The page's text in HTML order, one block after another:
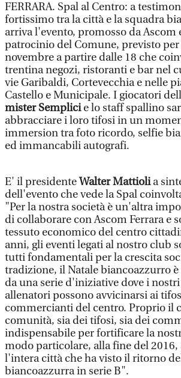
FERRARA. Spal al Centro: a
fortissimo tra la città e la squadra
arriva l'evento, promosso da Ascom
patrocinio del Comune, previsto
novembre a partire dalle 18 che
trentina negozi, ristoranti e bar nel
vie Garibaldi, Cortevecchia e nelle
Castello e Municipale. I giocatori
mister Semplicie lo staff spallino
abbracciare i loro tifosi in un
immersion tra foto ricordo, selfie
ed immancabili autografi.
E' il presidenteWalter Mattiolia
dell'evento che vede la Spal
"Per la nostra società è un'altra
di collaborare con Ascom Ferrara e
tessuto economico del centro
anni, gli eventi legati al nostro club
tutti fondamentali per la crescita
tradizione, il Natale biancoazzurro
da una serie d'iniziative dove i
allenatori possono avvicinarsi ai
commercianti del centro. Proprio il
comunità, sia dei tifosi, sia dei
indispensabile per fortificare la
modo particolare, alla fine del
l'intera città che ha visto il ritorno
biancoazzurra in serie B".